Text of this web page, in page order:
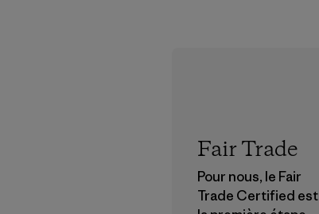
Fair Trade
Pour nous, le Fair
Trade Certified est